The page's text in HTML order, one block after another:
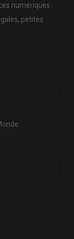
numériques :
petites